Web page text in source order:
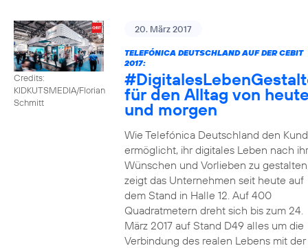
Credits:
KIDKUTSMEDIA/Florian
Schmitt
20. März 2017
TELEFÓNICA DEUTSCHLAND AUF DER CEBIT
2017:
für den Alltag von
und morgen
Wie Telefónica Deutschland den
ermöglicht, ihr digitales Leben nach
Wünschen und Vorlieben zu
zeigt das Unternehmen seit heute auf
dem Stand in Halle 12. Auf 400
Quadratmetern dreht sich bis zum 24.
März 2017 auf Stand D49 alles um die
Verbindung des realen Lebens mit der